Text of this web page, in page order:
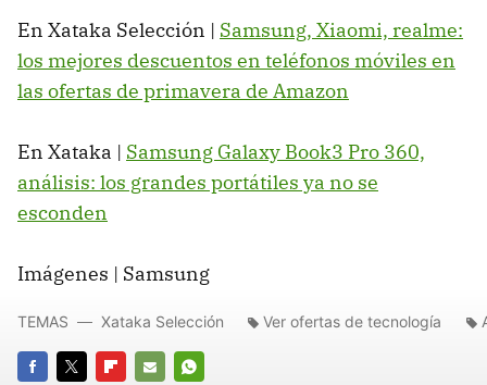
En Xataka Selección | Samsung, Xiaomi, realme:
los mejores descuentos en teléfonos móviles en
las ofertas de primavera de Amazon
En Xataka | Samsung Galaxy Book3 Pro 360,
análisis: los grandes portátiles ya no se
esconden
Imágenes | Samsung
TEMAS Xataka Selección Ver ofertas de tecnología